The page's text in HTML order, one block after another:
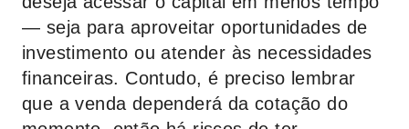
— seja para aproveitar oportunidades de
investimento ou atender às necessidades
financeiras. Contudo, é preciso lembrar
que a venda dependerá da cotação do